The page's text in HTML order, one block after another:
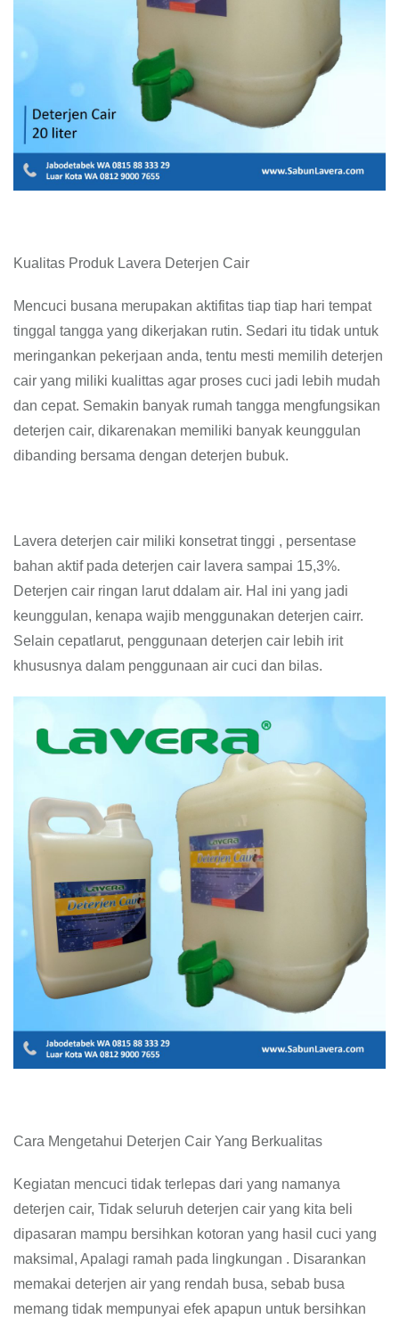
Kualitas Produk Lavera Deterjen Cair
Mencuci busana merupakan aktifitas tiap tiap hari tempat
tinggal tangga yang dikerjakan rutin. Sedari itu tidak untuk
meringankan pekerjaan anda, tentu mesti memilih deterjen
cair yang miliki kualittas agar proses cuci jadi lebih mudah
dan cepat. Semakin banyak rumah tangga mengfungsikan
deterjen cair, dikarenakan memiliki banyak keunggulan
dibanding bersama dengan deterjen bubuk.
Lavera deterjen cair miliki konsetrat tinggi , persentase
bahan aktif pada deterjen cair lavera sampai 15,3%.
Deterjen cair ringan larut ddalam air. Hal ini yang jadi
keunggulan, kenapa wajib menggunakan deterjen cairr.
Selain cepatlarut, penggunaan deterjen cair lebih irit
khususnya dalam penggunaan air cuci dan bilas.
Cara Mengetahui Deterjen Cair Yang Berkualitas
Kegiatan mencuci tidak terlepas dari yang namanya
deterjen cair, Tidak seluruh deterjen cair yang kita beli
dipasaran mampu bersihkan kotoran yang hasil cuci yang
maksimal, Apalagi ramah pada lingkungan . Disarankan
memakai deterjen air yang rendah busa, sebab busa
memang tidak mempunyai efek apapun untuk bersihkan